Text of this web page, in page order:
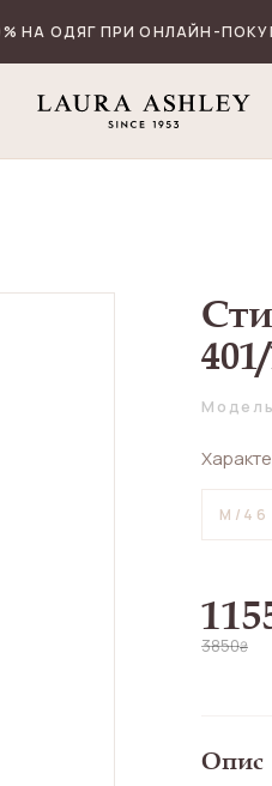
НА ОДЯГ ПРИ ОНЛАЙН-
M/46
3850₴
Опис